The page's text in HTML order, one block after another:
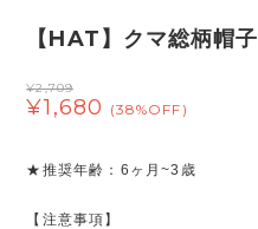
【HAT】クマ総柄帽子
¥2,709
¥1,680 (38%OFF)
★推奨年齢：6ヶ月~3歳
【注意事項】